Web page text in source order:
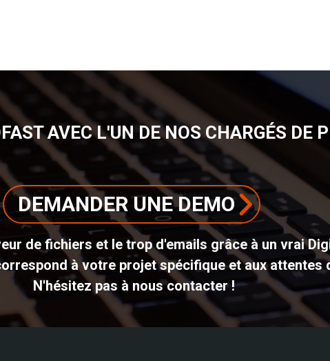
AVEC L'UN DE NOS CHARGÉS DE
DEMANDER UNE DEMO
de fichiers et le trop d'emails grâce à un vrai
à votre projet spécifique et aux attentes
N'hésitez pas à nous contacter !